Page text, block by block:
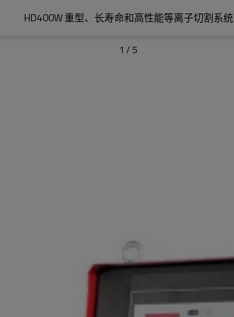
HD400W 重型、长寿命和高性能等离子切割系统
1 / 5